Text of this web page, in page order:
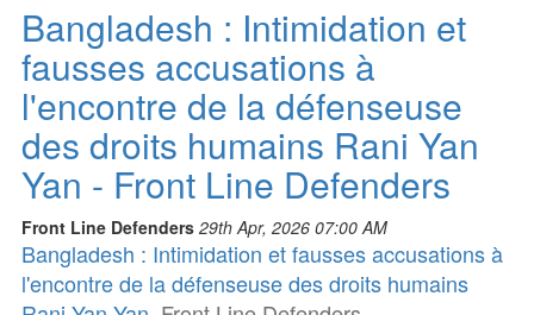
Bangladesh : Intimidation et
fausses accusations à
l'encontre de la défenseuse
des droits humains Rani Yan
Yan - Front Line Defenders
Front Line Defenders 29th Apr, 2026 07:00 AM
Bangladesh : Intimidation et fausses accusations à
l'encontre de la défenseuse des droits humains